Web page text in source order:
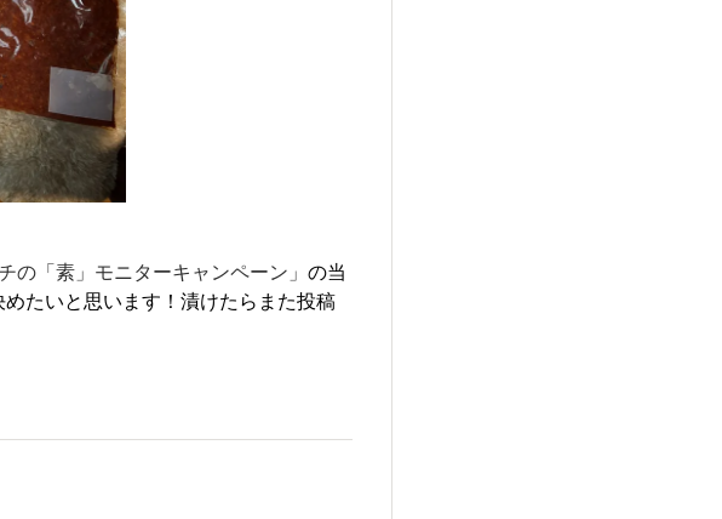
「素」モニターキャンペーン」 ​の当
たいと思います！漬けたらまた投稿